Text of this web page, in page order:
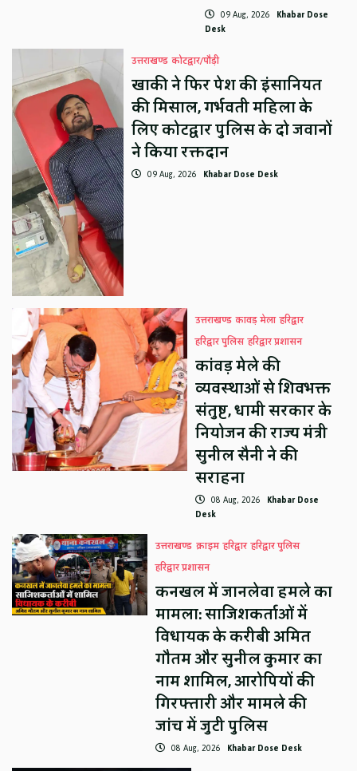
09 Aug, 2026 Khabar Dose
Desk
उत्तराखण्ड कोटद्वार/पौड़ी
खाकी ने फिर पेश की इंसानियत
की मिसाल, गर्भवती महिला के
लिए कोटद्वार पुलिस के दो जवानों
ने किया रक्तदान
09 Aug, 2026 Khabar Dose Desk
उत्तराखण्ड कावड़ मेला हरिद्वार
हरिद्वार पुलिस हरिद्वार प्रशासन
कांवड़ मेले की
व्यवस्थाओं से शिवभक्त
संतुष्ट, धामी सरकार के
नियोजन की राज्य मंत्री
सुनील सैनी ने की
सराहना
08 Aug, 2026 Khabar Dose
Desk
उत्तराखण्ड क्राइम हरिद्वार हरिद्वार पुलिस
हरिद्वार प्रशासन
कनखल में जानलेवा हमले का
मामला: साजिशकर्ताओं में
विधायक के करीबी अमित
गौतम और सुनील कुमार का
नाम शामिल, आरोपियों की
गिरफ्तारी और मामले की
जांच में जुटी पुलिस
08 Aug, 2026 Khabar Dose Desk